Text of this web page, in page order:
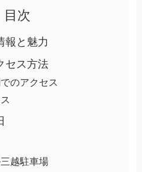
目次
報と魅力
セス方法
のアクセス
越駐車場